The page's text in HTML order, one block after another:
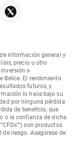
información general y
precio u otro
o
Belice. El rendimiento
futuros, y
lo hace bajo su
por ninguna pérdida
de beneficio, que
o la confianza de dicha
son productos
riesgo. Asegúrese de